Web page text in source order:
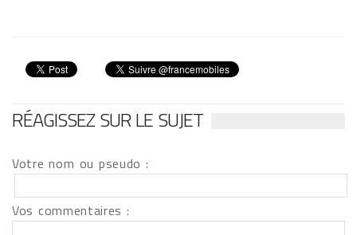
RÉAGISSEZ SUR LE SUJET
Votre nom ou pseudo :
Vos commentaires :